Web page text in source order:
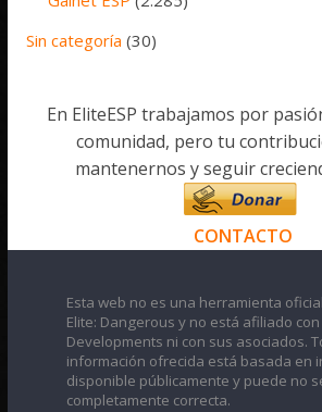
Sin categoría (30)
En EliteESP trabajamos por
comunidad, pero tu
mantenernos y seguir
CONTACTO
Esta web no es una herramienta
Elite: Dangerous y no está afiliado
Developments ni con sus asociados.
información ofrecida está basada en
disponible públicamente y puede no
completamente correcta.